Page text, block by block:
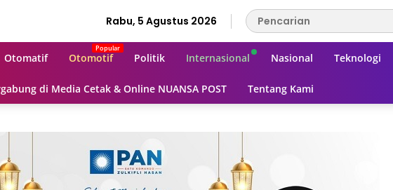
Rabu, 5 Agustus 2026
Otomatif Otomotif Politik Internasional Nasional Teknologi
di Media Cetak & Online NUANSA POST Tentang Kami